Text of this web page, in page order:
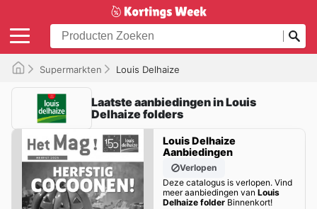
Supermarkten Louis Delhaize
Laatste aanbiedingen in Louis
Delhaize folders
Louis Delhaize
Aanbiedingen
Verlopen
Deze catalogus is verlopen. Vind
meer aanbiedingen van Louis
Delhaize folderBinnenkort!